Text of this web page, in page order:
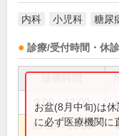
内科 小児科 糖尿
診療/受付時間・休
9:00～12:00
13:30～16:30
お盆(8月中旬)は
に必ず医療機関に